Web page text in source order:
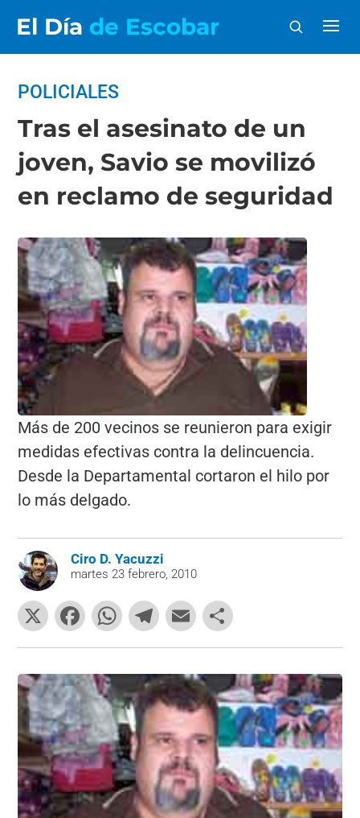
El Día de Escobar
POLICIALES
Tras el asesinato de un
joven, Savio se movilizó
en reclamo de seguridad
Más de 200 vecinos se reunieron para exigir
medidas efectivas contra la delincuencia.
Desde la Departamental cortaron el hilo por
lo más delgado.
Ciro D. Yacuzzi
martes 23 febrero, 2010
X
F
a
c
e
b
o
o
k
W
h
at
s
A
p
p
T
el
e
gr
a
m
E
m
ai
l
o
m
p
ar
tir